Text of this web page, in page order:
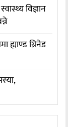
विज्ञान
ह्याण्ड ग्रिनेड